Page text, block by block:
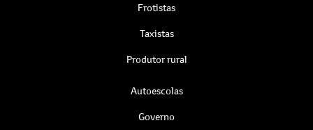
Frotistas
Taxistas
Produtor rural
Autoescolas
Governo